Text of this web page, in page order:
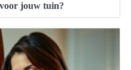
jouw tuin?